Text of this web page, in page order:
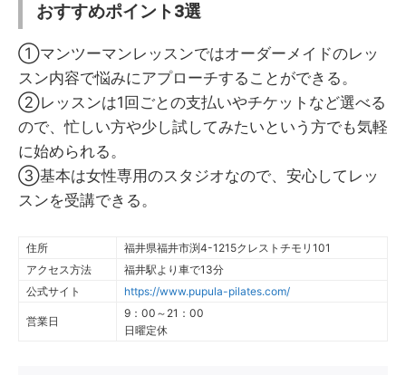
おすすめポイント3選
①マンツーマンレッスンではオーダーメイドのレッ
スン内容で悩みにアプローチすることができる。
②レッスンは1回ごとの支払いやチケットなど選べる
ので、忙しい方や少し試してみたいという方でも気軽
に始められる。
③基本は女性専用のスタジオなので、安心してレッ
スンを受講できる。
住所
福井県福井市渕4-1215クレストチモリ101
アクセス方法
福井駅より車で13分
公式サイト
https://www.pupula-pilates.com/
営業日
9：00～21：00
日曜定休